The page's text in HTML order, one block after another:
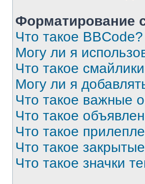
Форматирование
Что такое BBCode?
Могу ли я
Что такое
Могу ли я
Что такое важные
Что такое
Что такое
Что такое
Что такое значки